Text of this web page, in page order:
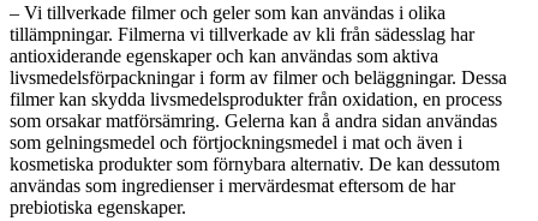
– Vi tillverkade filmer och geler som kan användas i olika
tillämpningar. Filmerna vi tillverkade av kli från sädesslag har
antioxiderande egenskaper och kan användas som aktiva
livsmedelsförpackningar i form av filmer och beläggningar. Dessa
filmer kan skydda livsmedelsprodukter från oxidation, en process
som orsakar matförsämring. Gelerna kan å andra sidan användas
som gelningsmedel och förtjockningsmedel i mat och även i
kosmetiska produkter som förnybara alternativ. De kan dessutom
användas som ingredienser i mervärdesmat eftersom de har
prebiotiska egenskaper.